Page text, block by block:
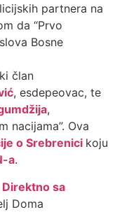
partnera na
da “Prvo
Bosne
član
, esdepeovac, te
,
nacijama”. Ova
o Srebrenici koju
a.
Direktno sa
Doma